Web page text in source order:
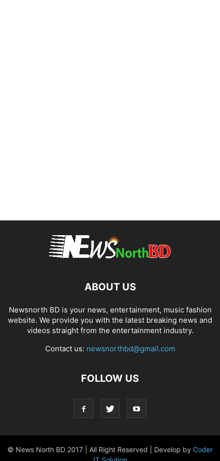
ABOUT US
Newsnorth BD is your news, entertainment, music fashion
website. We provide you with the latest breaking news and
videos straight from the entertainment industry.
Contact us: newsnorthbd@gmail.com
FOLLOW US
© News North BD 2017 | All Right Reserved | Develop by Coder